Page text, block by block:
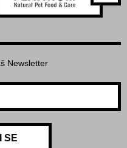
Newsletter
SE